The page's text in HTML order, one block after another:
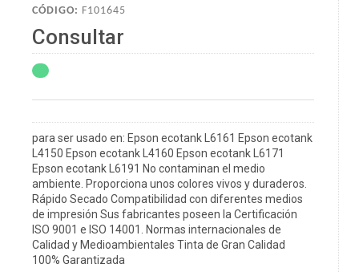
CÓDIGO: F101645
Consultar
para ser usado en: Epson ecotank L6161 Epson ecotank
L4150 Epson ecotank L4160 Epson ecotank L6171
Epson ecotank L6191 No contaminan el medio
ambiente. Proporciona unos colores vivos y duraderos.
Rápido Secado Compatibilidad con diferentes medios
de impresión Sus fabricantes poseen la Certificación
ISO 9001 e ISO 14001. Normas internacionales de
Calidad y Medioambientales Tinta de Gran Calidad
100% Garantizada